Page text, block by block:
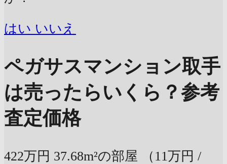
はい いいえ
ペガサスマンション取手
は売ったらいくら？参考
査定価格
422万円 37.68m²の部屋
（11万円 /